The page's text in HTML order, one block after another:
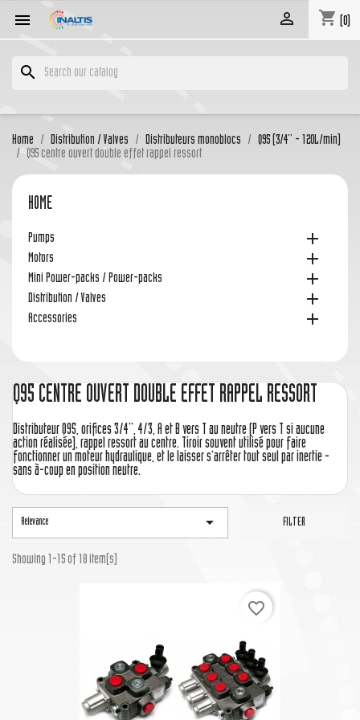
 shopping_cart (0)

search
Home Distribution / Valves Distributeurs monoblocs
Q95 (3/4'' - 120L/min)
Q95 centre ouvert double effet rappel ressort
HOME
Pumps 
Motors 
Mini Power-packs / Power-packs 
Distribution / Valves 
Accessories 
Q95 CENTRE OUVERT DOUBLE EFFET RAPPEL RESSORT
Distributeur Q95, orifices 3/4'', 4/3, A et B vers T au neutre (P vers T si aucune
action réalisée), rappel ressort au centre. Tiroir souvent utilisé pour faire
fonctionner un moteur hydraulique, et le laisser s’arrêter tout seul par inertie -
sans à-coup en position neutre.
Relevance  FILTER
Showing 1-15 of 18 item(s)
favorite_border